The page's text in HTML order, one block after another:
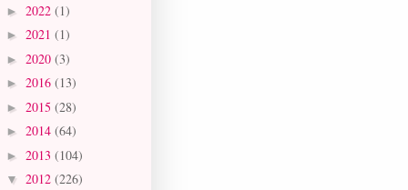
► 2022 (1)
► 2021 (1)
► 2020 (3)
► 2016 (13)
► 2015 (28)
► 2014 (64)
► 2013 (104)
▼ 2012 (226)